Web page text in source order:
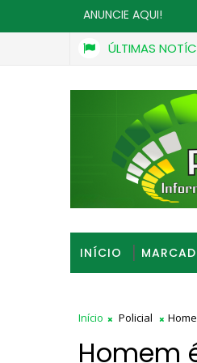
ANUNCIE AQUI!
ÚLTIMAS
INÍCIO
Início Policial
Homem